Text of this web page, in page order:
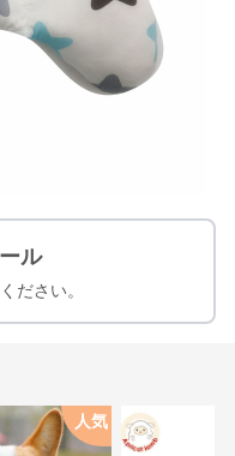
ル
ださい。
人気